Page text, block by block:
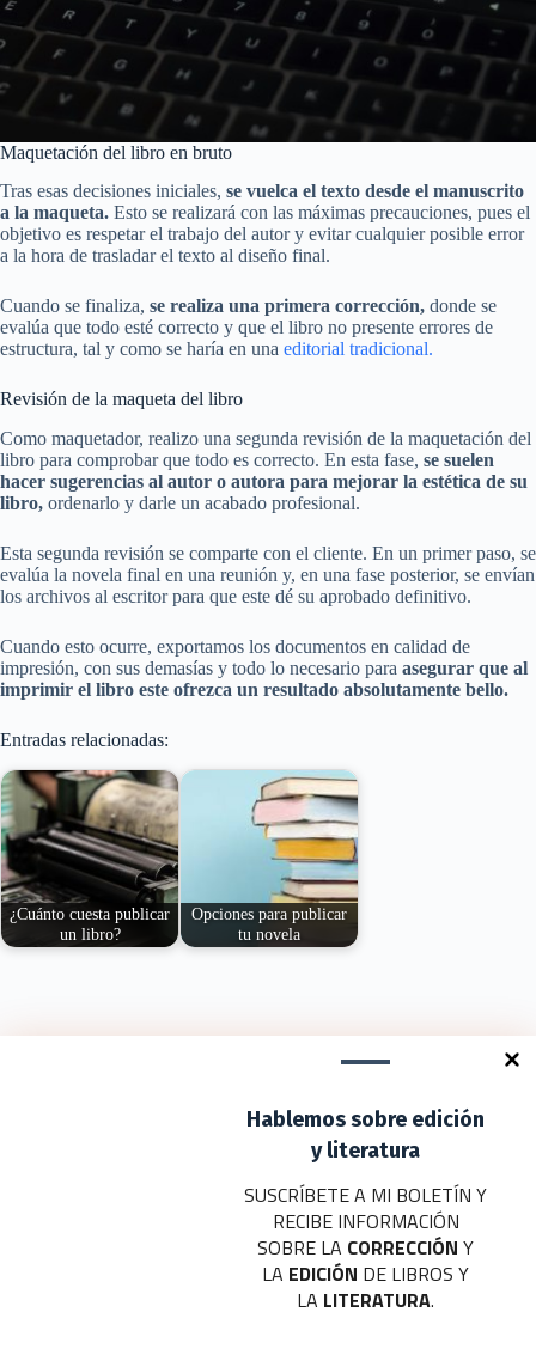
Maquetación del libro en bruto
Tras esas decisiones iniciales, se vuelca el texto desde el manuscrito
a la maqueta. Esto se realizará con las máximas precauciones, pues el
objetivo es respetar el trabajo del autor y evitar cualquier posible error
a la hora de trasladar el texto al diseño final.
Cuando se finaliza, se realiza una primera corrección, donde se
evalúa que todo esté correcto y que el libro no presente errores de
estructura, tal y como se haría en una editorial tradicional.
Revisión de la maqueta del libro
Como maquetador, realizo una segunda revisión de la maquetación del
libro para comprobar que todo es correcto. En esta fase, se suelen
hacer sugerencias al autor o autora para mejorar la estética de su
libro, ordenarlo y darle un acabado profesional.
Esta segunda revisión se comparte con el cliente. En un primer paso, se
evalúa la novela final en una reunión y, en una fase posterior, se envían
los archivos al escritor para que este dé su aprobado definitivo.
Cuando esto ocurre, exportamos los documentos en calidad de
impresión, con sus demasías y todo lo necesario para asegurar que al
imprimir el libro este ofrezca un resultado absolutamente bello.
Hablemos sobre edición
y literatura
SUSCRÍBETE A MI BOLETÍN Y
RECIBE INFORMACIÓN
SOBRE LA CORRECCIÓNY
LA EDICIÓN DE LIBROS Y
LA LITERATURA.
Entradas relacionadas:
¿Cuánto cuesta publicar
un libro?
Opciones para publicar
tu novela
Tu dirección de correo electrónico no será publicada. Los campos